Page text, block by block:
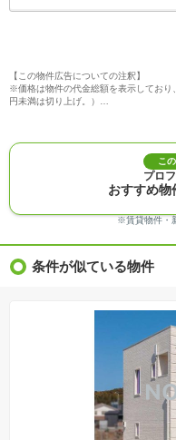
【この物件広告についての注釈】
※価格は物件の代金総額を表示してお
円未満は切り上げ。）
※写真に写っている、またはパース（絵
※建築条件付き土地価格には、建物価格
※物件情報は、原則として情報提供日の
※完成予想図はいずれも外構、植栽、外
※モデルルーム・モデルハウス・展示場
※ＣＧ合成の画像の場合、実際とは多少
※物件特徴：販売戸数が複数の物件は、
※価格更新：物件価格が変更された日か
の一例であって、プランの採用可否は任
※土地（建築条件なし）で「建物プラン
負会社によるもので、当該建築請負会
とは限りません。また建築請負会社を特
※建築条件付き土地とは、その土地に建
ことを条件として売買される土地のこ
協議するため、土地購入者が自己の希
交渉期間が設定され、その期間内で希
します。なお、この期間は概ね3ヶ月程
こ
プロ
おすすめ物
※賃貸物件・
条件が似ている物件